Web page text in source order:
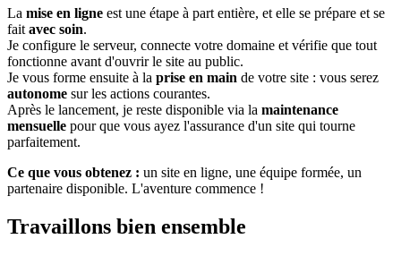
La mise en ligne est une étape à part entière, et elle se prépare et se
faitavec soin.
Je configure le serveur, connecte votre domaine et vérifie que tout
fonctionne avant d'ouvrir le site au public.
Je vous forme ensuite à la prise en main de votre site : vous serez
autonome sur les actions courantes.
Après le lancement, je reste disponible via la maintenance
mensuelle pour que vous ayez l'assurance d'un site qui tourne
parfaitement.
Ce que vous obtenez : un site en ligne, une équipe formée, un
partenaire disponible. L'aventure commence !
Travaillons bien ensemble